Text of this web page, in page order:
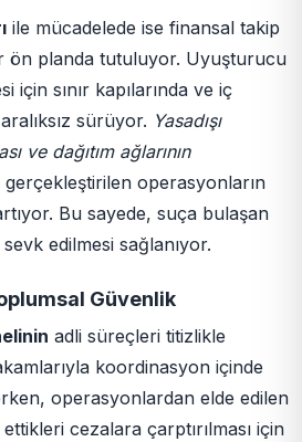
ile mücadelede ise finansal takip
ön planda tutuluyor. Uyuşturucu
için sınır kapılarında ve iç
sürüyor. Yasadışı
ve dağıtım ağlarının
gerçekleştirilen operasyonların
Bu sayede, suça bulaşan
edilmesi sağlanıyor.
Güvenlik
adli süreçleri titizlikle
koordinasyon içinde
operasyonlardan elde edilen
cezalara çarptırılması için